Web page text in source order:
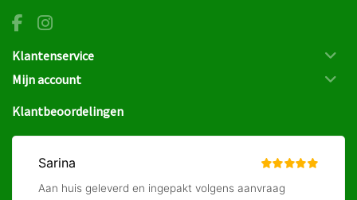
Klantenservice
Mijn account
Klantbeoordelingen